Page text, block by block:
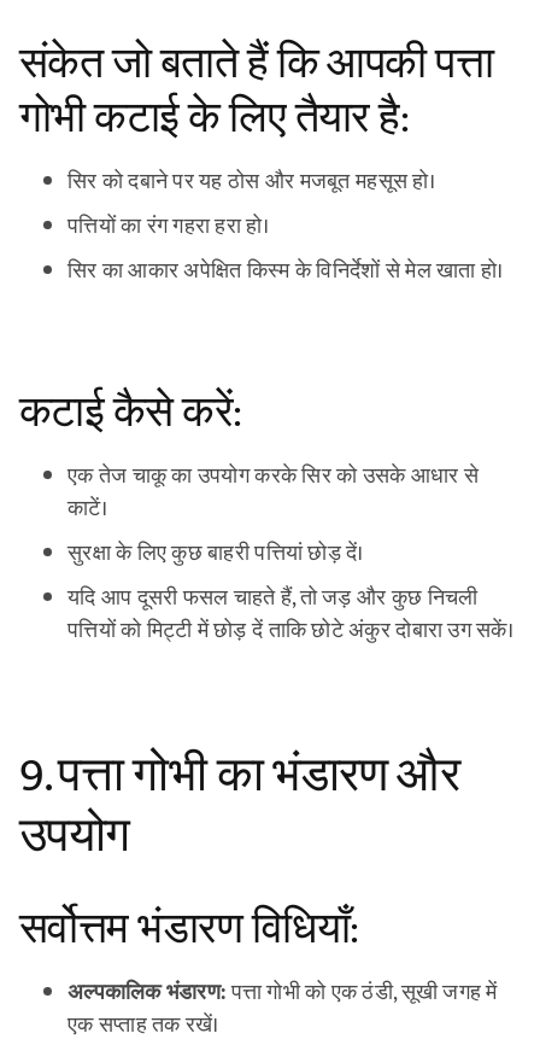
संकेत जो बताते हैं कि आपकी पत्ता
गोभी कटाई के लिए तैयार है:
सिर को दबाने पर यह ठोस और मजबूत महसूस हो।
पत्तियों का रंग गहरा हरा हो।
सिर का आकार अपेक्षित किस्म के विनिर्देशों से मेल खाता हो।
कटाई कैसे करें:
एक तेज चाकू का उपयोग करके सिर को उसके आधार से
काटें।
सुरक्षा के लिए कुछ बाहरी पत्तियां छोड़ दें।
यदि आप दूसरी फसल चाहते हैं, तो जड़ और कुछ निचली
पत्तियों को मिट्टी में छोड़ दें ताकि छोटे अंकुर दोबारा उग सकें।
9. पत्ता गोभी का भंडारण और
उपयोग
सर्वोत्तम भंडारण विधियाँ:
अल्पकालिक भंडारण:पत्ता गोभी को एक ठंडी, सूखी जगह में
एक सप्ताह तक रखें।